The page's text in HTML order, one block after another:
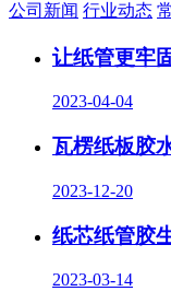
公司新闻 行业动态
让纸管更牢
2023-04-04
瓦楞纸板胶
2023-12-20
纸芯纸管胶
2023-03-14